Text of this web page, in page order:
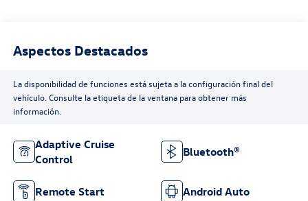
Aspectos Destacados
La disponibilidad de funciones está sujeta a la configuración final del
vehículo. Consulte la etiqueta de la ventana para obtener más
información.
Adaptive Cruise
Control
Bluetooth®
Remote Start Android Auto